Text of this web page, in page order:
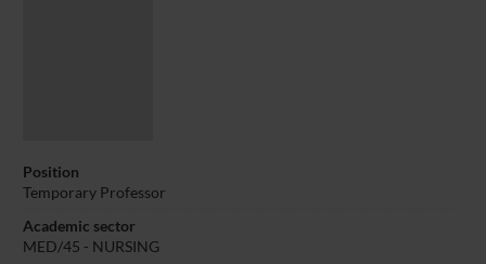
Position
Temporary Professor
Academic sector
MED/45 - NURSING